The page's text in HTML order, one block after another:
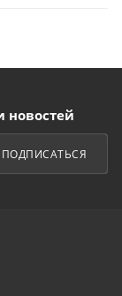
новостей
ПОДПИСАТЬСЯ